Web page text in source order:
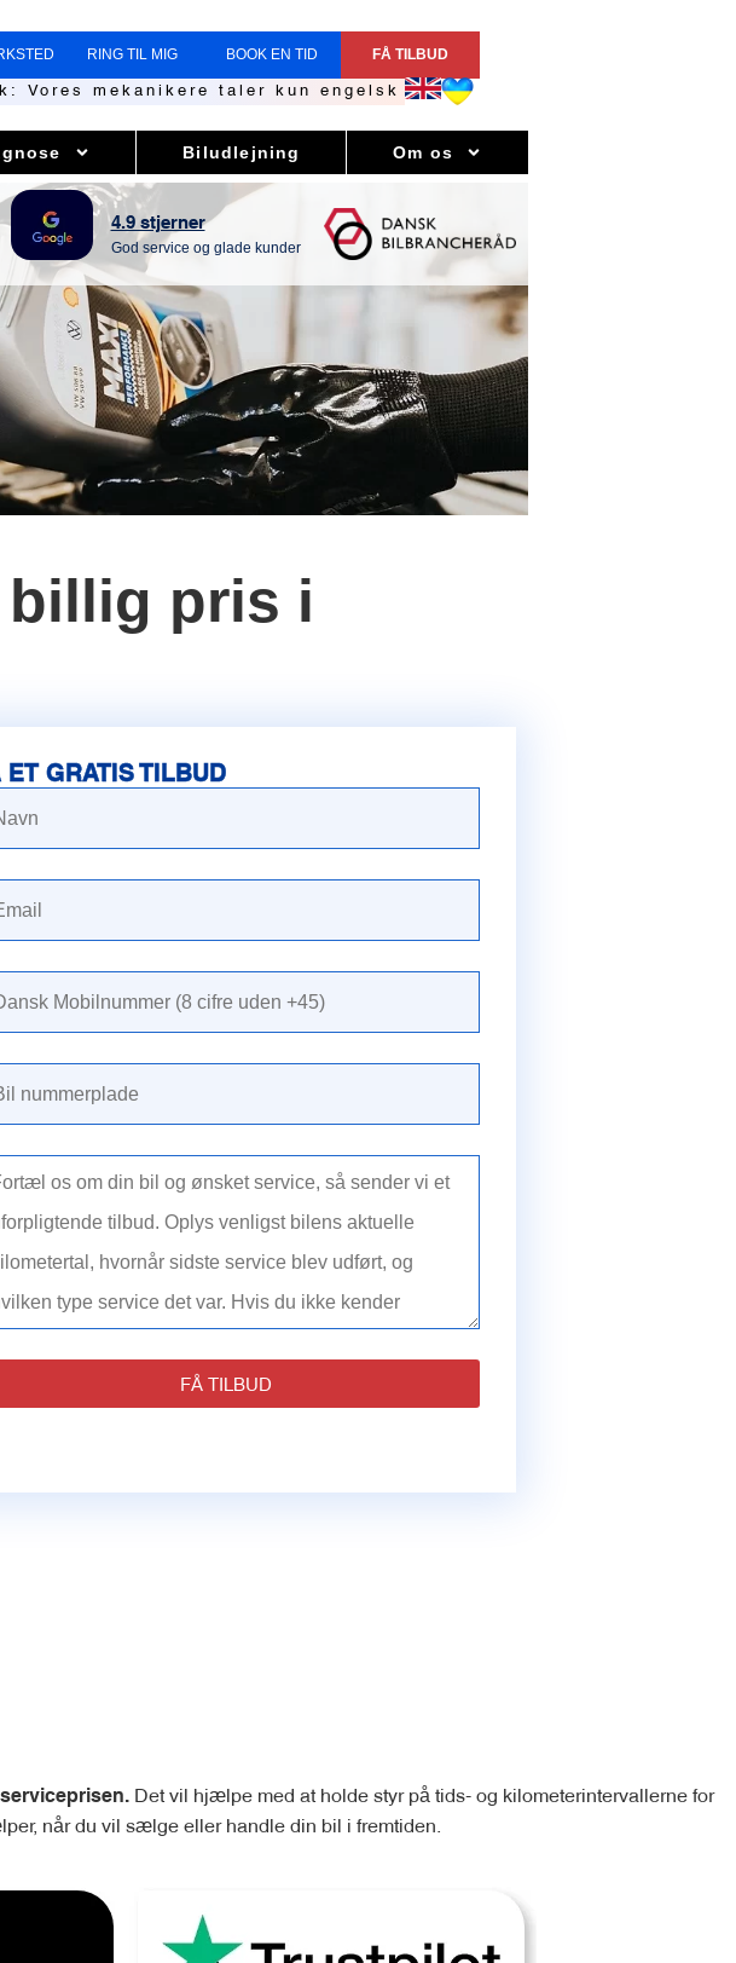
RING TIL MIG BOOK EN TID FÅ TILBUD
Vores mekanikere taler kun engelsk
Biludlejning Om os
4.9 stjerner
God service og glade kunder
pris i
ET GRATIS TILBUD
FÅ TILBUD
Det vil hjælpe med at holde styr på tids- og kilometerintervallerne for
når du vil sælge eller handle din bil i fremtiden.